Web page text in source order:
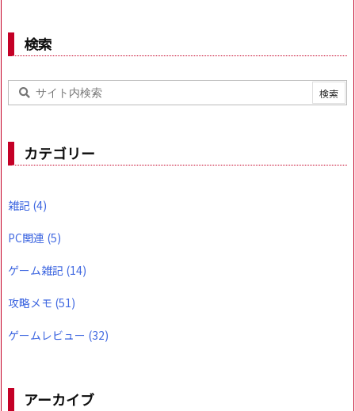
検索
カテゴリー
雑記 (4)
PC関連 (5)
ゲーム雑記 (14)
攻略メモ (51)
ゲームレビュー (32)
アーカイブ